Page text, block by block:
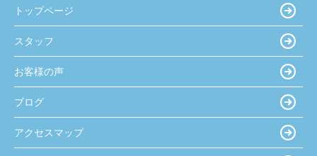
トップページ
スタッフ
お客様の声
ブログ
アクセスマップ